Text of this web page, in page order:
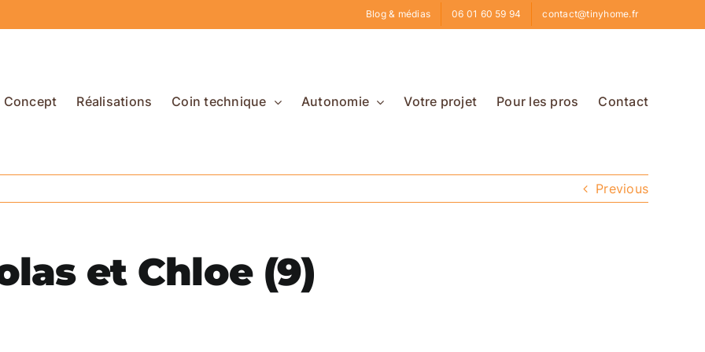
Blog & médias 06 01 60 59 94 contact@tinyhome.fr
Concept Réalisations Coin technique Autonomie Votre projet Pour les pros Contact
Previous
et Chloe (9)